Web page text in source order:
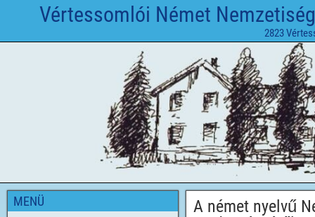
Vértessomlói Német
2823
A német nyelvű
MENÜ